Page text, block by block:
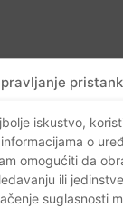
iskustvo,
o
omogućiti da
ili
suglasnosti